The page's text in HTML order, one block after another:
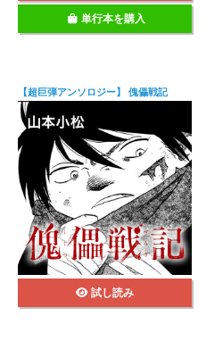
単行本を購入
【超巨弾アンソロジー】 傀儡戦記
試し読み